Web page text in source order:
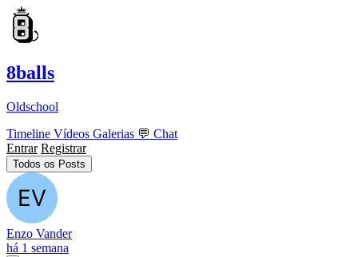
8balls
Oldschool
Timeline Vídeos Galerias 💬 Chat
Entrar Registrar
Todos os Posts
Enzo Vander
há 1 semana